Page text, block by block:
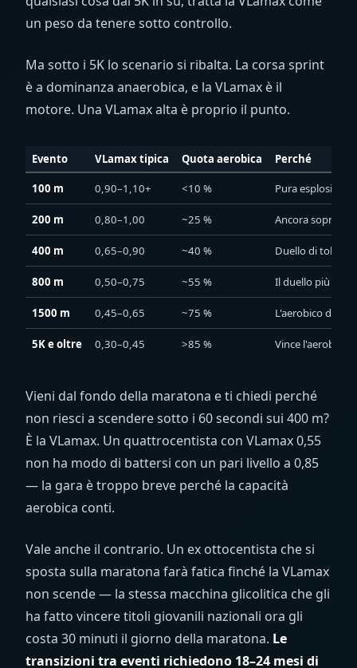
un peso da tenere sotto controllo.
Ma sotto i 5K lo scenario si ribalta. La corsa sprint
è a dominanza anaerobica, e la VLamax è il
motore. Una VLamax alta è proprio il punto.
Evento VLamax tipica Quota aerobica Perché
100 m 0,90–1,10+ <10 % Pura esplosione
200 m 0,80–1,00 ~25 % Ancora
400 m 0,65–0,90 ~40 % Duello di
800 m 0,50–0,75 ~55 % Il duello più
1500 m 0,45–0,65 ~75 % L'aerobico
5K e oltre 0,30–0,45 >85 % Vince
Vieni dal fondo della maratona e ti chiedi perché
non riesci a scendere sotto i 60 secondi sui 400 m?
È la VLamax. Un quattrocentista con VLamax 0,55
non ha modo di battersi con un pari livello a 0,85
— la gara è troppo breve perché la capacità
aerobica conti.
Vale anche il contrario. Un ex ottocentista che si
sposta sulla maratona farà fatica finché la VLamax
non scende — la stessa macchina glicolitica che gli
ha fatto vincere titoli giovanili nazionali ora gli
costa 30 minuti il giorno della maratona. Le
transizioni tra eventi richiedono 18–24 mesi di